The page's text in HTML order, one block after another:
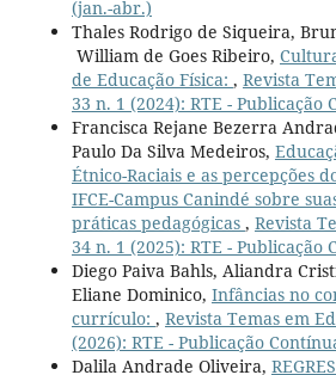
(jan.-abr.)
Thales Rodrigo de Siqueira,
William de Goes Ribeiro,
de Educação Física: , Revista
33 n. 1 (2024): RTE - Publicação
Francisca Rejane Bezerra
Paulo Da Silva Medeiros,
Étnico-Raciais e as percepções
IFCE-Campus Canindé sobre
práticas pedagógicas , Revista
34 n. 1 (2025): RTE - Publicação
Diego Paiva Bahls, Aliandra
Eliane Dominico, Infâncias no
currículo: , Revista Temas em
(2026): RTE - Publicação
Dalila Andrade Oliveira,